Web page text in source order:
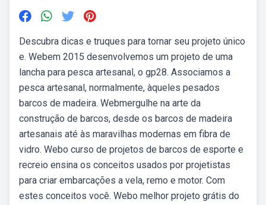
Descubra dicas e truques para tornar seu projeto único
e. Webem 2015 desenvolvemos um projeto de uma
lancha para pesca artesanal, o gp28. Associamos a
pesca artesanal, normalmente, àqueles pesados
barcos de madeira. Webmergulhe na arte da
construção de barcos, desde os barcos de madeira
artesanais até às maravilhas modernas em fibra de
vidro. Webo curso de projetos de barcos de esporte e
recreio ensina os conceitos usados por projetistas
para criar embarcações a vela, remo e motor. Com
estes conceitos você. Webo melhor projeto grátis do